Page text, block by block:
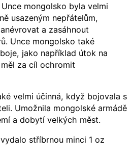
mongolsko byla velmi
usazeným nepřátelům,
a zasáhnout
Unce mongolsko také
jako například útok na
za cíl ochromit
velmi účinná, když bojovala s
Umožnila mongolské armádě
a dobytí velkých měst.
stříbrnou minci 1 oz